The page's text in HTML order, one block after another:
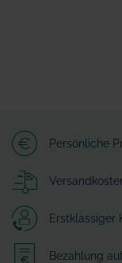
Persönliche
Erstklassiger
Bezahlung